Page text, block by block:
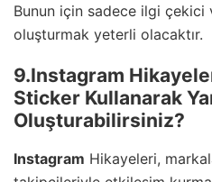
Bunun için sadece ilgi çekici
oluşturmak yeterli olacaktır.
9.Instagram
Sticker Kullanarak
Oluşturabilirsiniz?
Instagram Hikayeleri,